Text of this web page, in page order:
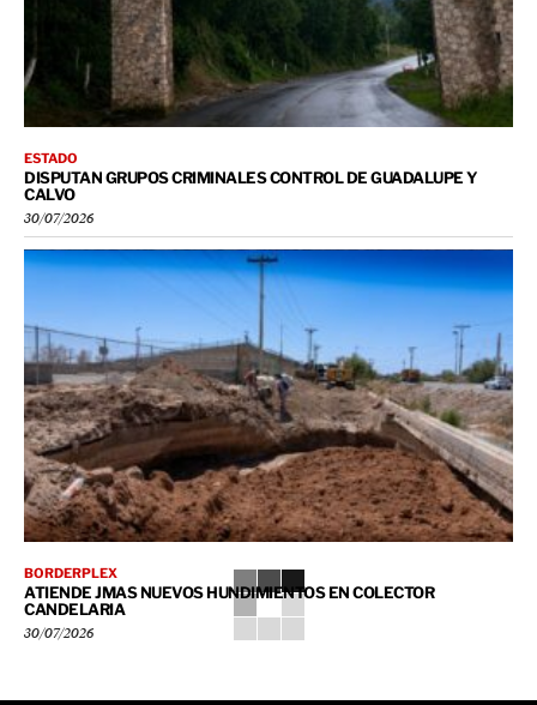
ESTADO
DISPUTAN GRUPOS CRIMINALES CONTROL DE GUADALUPE Y
CALVO
30/07/2026
BORDERPLEX
ATIENDE JMAS NUEVOS HUNDIMIENTOS EN COLECTOR
CANDELARIA
30/07/2026